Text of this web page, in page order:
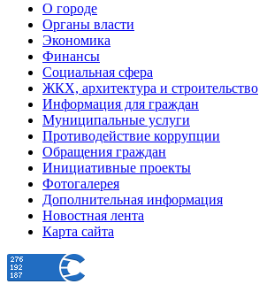
О городе
Органы власти
Экономика
Финансы
Социальная сфера
ЖКХ, архитектура и строительство
Информация для граждан
Муниципальные услуги
Противодействие коррупции
Обращения граждан
Инициативные проекты
Фотогалерея
Дополнительная информация
Новостная лента
Карта сайта